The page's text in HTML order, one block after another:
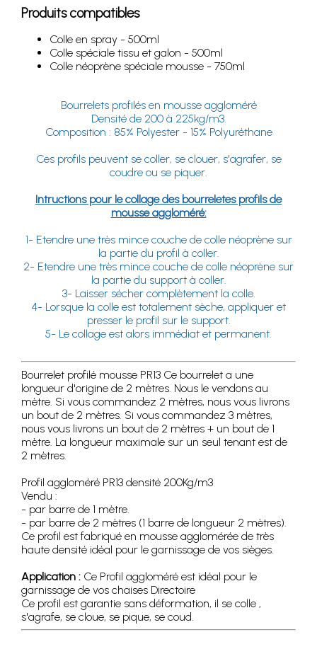
Produits compatibles
Colle en spray - 500ml
Colle spéciale tissu et galon - 500ml
Colle néoprène spéciale mousse - 750ml
Bourrelets profilés en mousse aggloméré
Densité de 200 à 225kg/m3.
Composition : 85% Polyester - 15% Polyuréthane
Ces profils peuvent se coller, se clouer, s'agrafer, se
coudre ou se piquer.
Intructions pour le collage des bourreletes profils de
mousse aggloméré:
1- Etendre une très mince couche de colle néoprène sur
la partie du profil à coller.
2- Etendre une très mince couche de colle néoprène sur
la partie du support à coller.
3- Laisser sécher complètement la colle.
4- Lorsque la colle est totalement sèche, appliquer et
presser le profil sur le support.
5- Le collage est alors immédiat et permanent.
Bourrelet profilé mousse PR13 Ce bourrelet a une
longueur d'origine de 2 mètres. Nous le vendons au
mètre. Si vous commandez 2 mètres, nous vous livrons
un bout de 2 mètres. Si vous commandez 3 mètres,
nous vous livrons un bout de 2 mètres + un bout de 1
mètre. La longueur maximale sur un seul tenant est de
2 mètres.
Profil aggloméré PR13 densité 200Kg/m3
Vendu :
- par barre de 1 mètre.
- par barre de 2 mètres (1 barre de longueur 2 mètres).
Ce profil est fabriqué en mousse agglomérée de très
haute densité idéal pour le garnissage de vos sièges.
Application : Ce Profil aggloméré est idéal pour le
garnissage de vos chaises Directoire
Ce profil est garantie sans déformation, il se colle ,
s'agrafe, se cloue, se pique, se coud.